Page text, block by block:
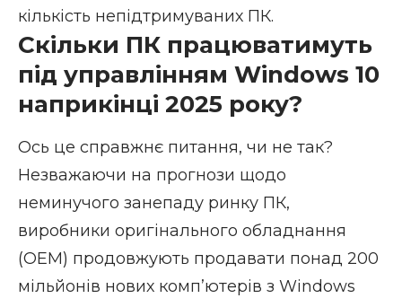
кількість непідтримуваних ПК.
Скільки ПК працюватимуть
під управлінням Windows 10
наприкінці 2025 року?
Ось це справжнє питання, чи не так?
Незважаючи на прогнози щодо
неминучого занепаду ринку ПК,
виробники оригінального обладнання
(OEM) продовжують продавати понад 200
мільйонів нових комп’ютерів з Windows